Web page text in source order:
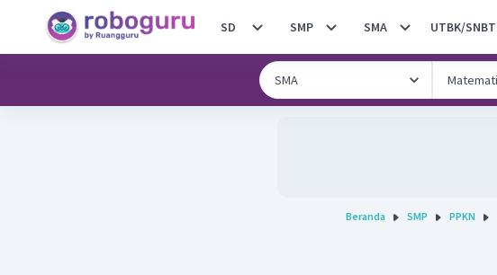
SD SMP SMA UTBK/SNBT
Beranda SMP PPKN